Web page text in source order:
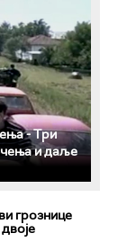
­- Три
и даље
грознице